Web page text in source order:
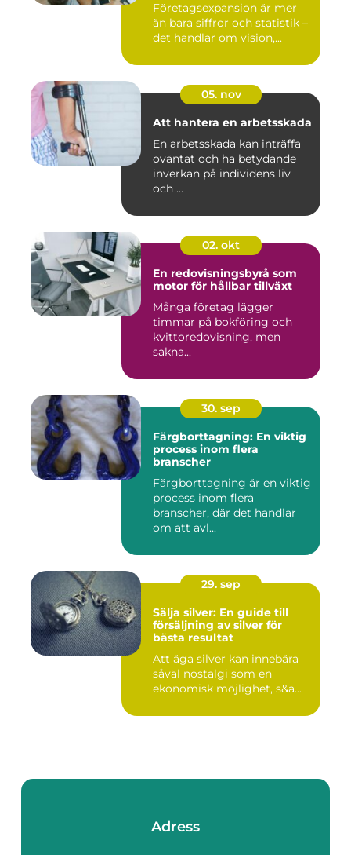
Företagsexpansion är mer
än bara siffror och statistik –
det handlar om vision,...
05. nov
Att hantera en arbetsskada
En arbetsskada kan inträffa
oväntat och ha betydande
inverkan på individens liv
och ...
02. okt
En redovisningsbyrå som
motor för hållbar tillväxt
Många företag lägger
timmar på bokföring och
kvittoredovisning, men
sakna...
30. sep
Färgborttagning: En viktig
process inom flera
branscher
Färgborttagning är en viktig
process inom flera
branscher, där det handlar
om att avl...
29. sep
Sälja silver: En guide till
försäljning av silver för
bästa resultat
Att äga silver kan innebära
såväl nostalgi som en
ekonomisk möjlighet, s&a...
Adress